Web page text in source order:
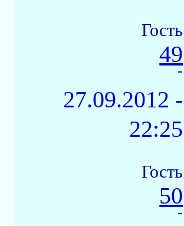
Гость
49
-
27.09.2012 -
22:25
Гость
50
-